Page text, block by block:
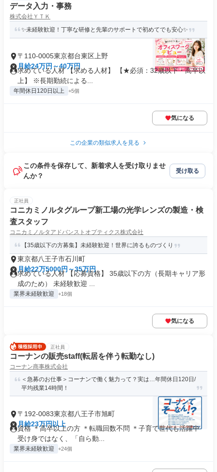
データ入力・事務
株式会社ＹＴＫ
✨未経験歓迎！丁寧な研修と先輩のサポートで初めてでも安心✨
〒110-0005東京都台東区上野
月給24万円～40万円
求めている人材 【求める人材】 【★必須：32歳以下・高卒以
上】 ※長期勤続による...
年間休日120日以上 +5個
気になる
この企業の類似求人を見る
この条件を保存して、新着求人を受け取りませ
んか？
受け取る
正社員
コニカミノルタグループ新工場の光学レンズの製造・検
査スタッフ
コニカミノルタアドバンストオプティクス株式会社
【35歳以下の方募集】未経験歓迎！世界に誇るものづくり
東京都八王子市石川町
月給22万5000円～35万円
求めている人材 【応募資格】 35歳以下の方（長期キャリア形
成のため） 未経験歓迎 ...
業界未経験歓迎 +18個
気になる
正社員
コーナンの販売staff(転居を伴う転勤なし)
コーナン商事株式会社
＜急募のお仕事＞コーナンで働く魅力って？実は…年間休日120日/
平均残業14時間！
〒192-0083東京都八王子市旭町
月給23万円以上
資格 ＊高卒以上の方 ＊転職回数不問 ＊子育て世代も活躍中
受け身ではなく、「自ら動...
業界未経験歓迎 +24個